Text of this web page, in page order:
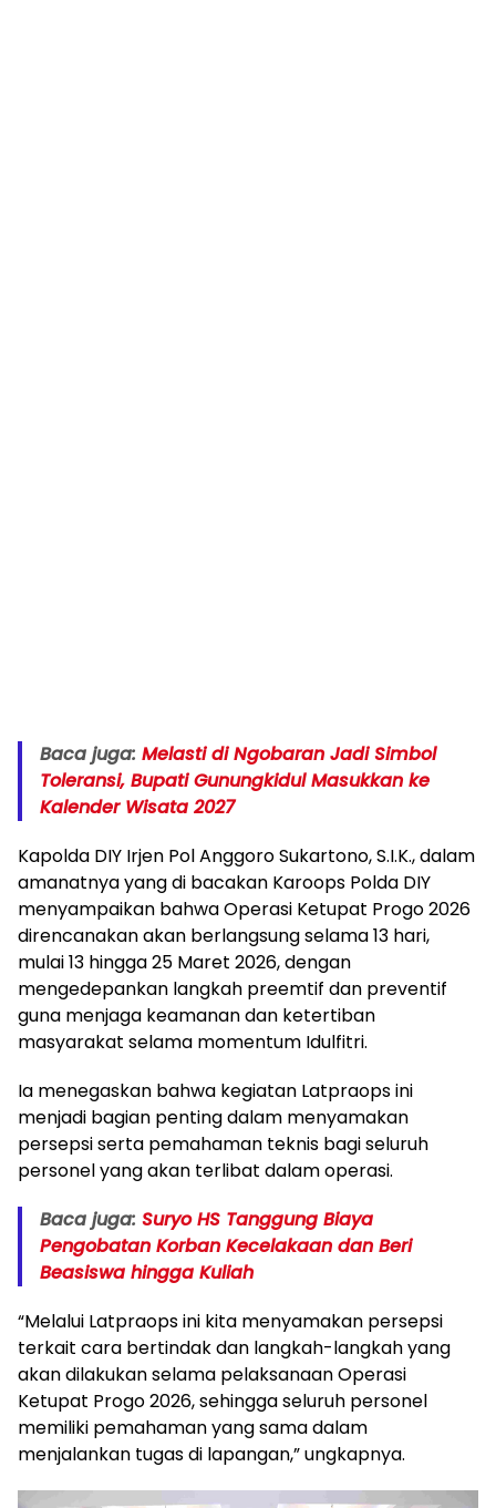
Baca juga: Melasti di Ngobaran Jadi Simbol
Toleransi, Bupati Gunungkidul Masukkan ke
Kalender Wisata 2027
Kapolda DIY Irjen Pol Anggoro Sukartono, S.I.K., dalam
amanatnya yang di bacakan Karoops Polda DIY
menyampaikan bahwa Operasi Ketupat Progo 2026
direncanakan akan berlangsung selama 13 hari,
mulai 13 hingga 25 Maret 2026, dengan
mengedepankan langkah preemtif dan preventif
guna menjaga keamanan dan ketertiban
masyarakat selama momentum Idulfitri.
Ia menegaskan bahwa kegiatan Latpraops ini
menjadi bagian penting dalam menyamakan
persepsi serta pemahaman teknis bagi seluruh
personel yang akan terlibat dalam operasi.
Baca juga: Suryo HS Tanggung Biaya
Pengobatan Korban Kecelakaan dan Beri
Beasiswa hingga Kuliah
“Melalui Latpraops ini kita menyamakan persepsi
terkait cara bertindak dan langkah-langkah yang
akan dilakukan selama pelaksanaan Operasi
Ketupat Progo 2026, sehingga seluruh personel
memiliki pemahaman yang sama dalam
menjalankan tugas di lapangan,” ungkapnya.